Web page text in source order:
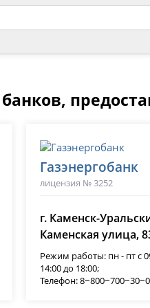
Газэнергобанк
лицензия № 3252
г. Каменск-
Каменская улица,
Режим работы: пн - пт с
14:00 до 18:00;
Телефон: